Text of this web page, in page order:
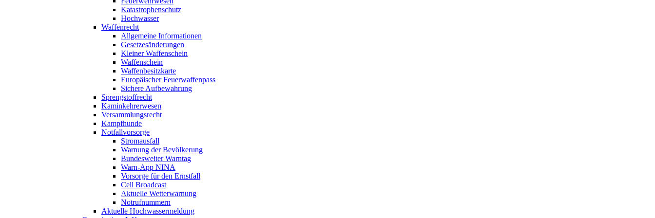
Katastrophenschutz
Hochwasser
Waffenrecht
Allgemeine Informationen
Gesetzesänderungen
Kleiner Waffenschein
Waffenschein
Waffenbesitzkarte
Europäischer Feuerwaffenpass
Sichere Aufbewahrung
Sprengstoffrecht
Kaminkehrerwesen
Versammlungsrecht
Kampfhunde
Notfallvorsorge
Stromausfall
Warnung der Bevölkerung
Bundesweiter Warntag
Warn-App NINA
Vorsorge für den Ernstfall
Cell Broadcast
Aktuelle Wetterwarnung
Notrufnummern
Aktuelle Hochwassermeldung